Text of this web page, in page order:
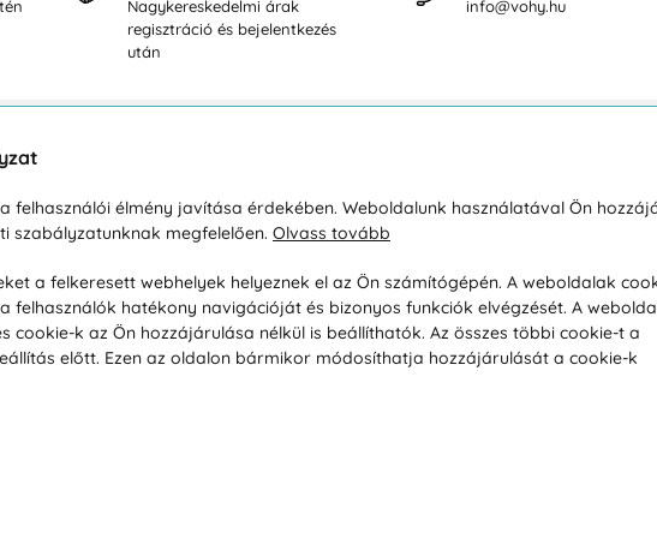
Nagykereskedelmi árak
regisztráció és bejelentkezés
után
info@vohy.hu
Reklamáció / Áru visszaküldése
Szállítás és fizetés
Üzleti feltételek
Visszaküldési politika
Társaságról
Magánélet
Tanácsadó iroda
felhasználói élmény javítása érdekében. Weboldalunk használatával Ön
szabályzatunknak megfelelően. Olvass tovább
a felkeresett webhelyek helyeznek el az Ön számítógépén. A weboldalak
felhasználók hatékony navigációját és bizonyos funkciók elvégzését. A
cookie-k az Ön hozzájárulása nélkül is beállíthatók. Az összes többi cookie-t a
előtt. Ezen az oldalon bármikor módosíthatja hozzájárulását a cookie-k